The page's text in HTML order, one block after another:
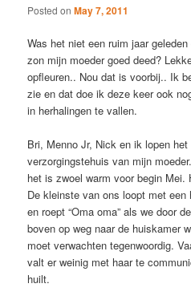
Posted onMay 7, 2011
Was het niet een ruim jaar
zon mijn moeder goed deed?
opfleuren.. Nou dat is voorbij.. Ik
zie en dat doe ik deze keer ook
in herhalingen te vallen.
Bri, Menno Jr, Nick en ik lopen
verzorgingstehuis van mijn
het is zwoel warm voor begin
De kleinste van ons loopt met
en roept “Oma oma” als we door
boven op weg naar de huiskamer
moet verwachten tegenwoordig.
valt er weinig met haar te
huilt.